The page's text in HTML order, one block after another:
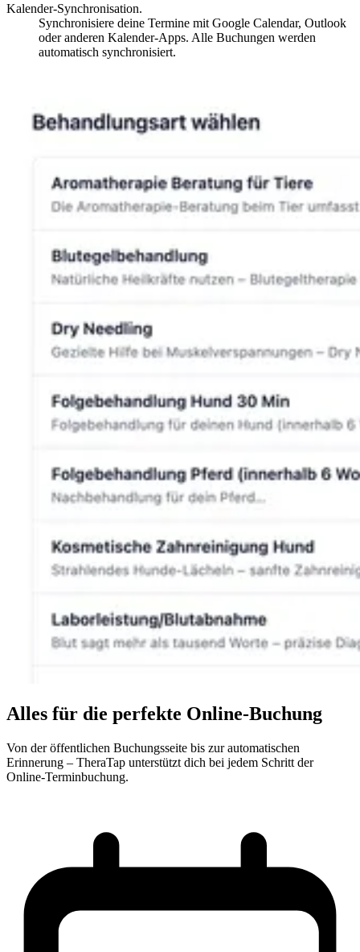
Kalender-Synchronisation.
Synchronisiere deine Termine mit Google Calendar, Outlook
oder anderen Kalender-Apps. Alle Buchungen werden
automatisch synchronisiert.
Alles für die perfekte Online-Buchung
Von der öffentlichen Buchungsseite bis zur automatischen
Erinnerung – TheraTap unterstützt dich bei jedem Schritt der
Online-Terminbuchung.